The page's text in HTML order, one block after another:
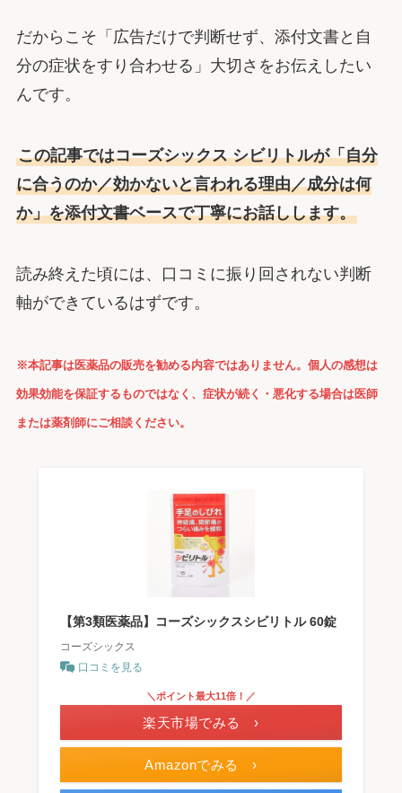
だからこそ「広告だけで判断せず、添付文書と自
分の症状をすり合わせる」大切さをお伝えしたい
んです。
この記事ではコーズシックス シビリトルが「自分
に合うのか／効かないと言われる理由／成分は何
か」を添付文書ベースで丁寧にお話しします。
読み終えた頃には、口コミに振り回されない判断
軸ができているはずです。
※本記事は医薬品の販売を勧める内容ではありません。個人の感想は
効果効能を保証するものではなく、症状が続く・悪化する場合は医師
または薬剤師にご相談ください。
【第3類医薬品】コーズシックスシビリトル 60錠
コーズシックス
口コミを見る
Amazonでみる ›
＼ポイント最大11倍！／
楽天市場でみる ›